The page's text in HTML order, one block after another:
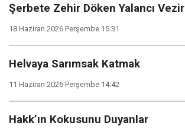
Şerbete Zehir Döken Yalancı Vezir
18 Haziran 2026 Perşembe 15:31
Helvaya Sarımsak Katmak
11 Haziran 2026 Perşembe 14:42
Hakk’ın Kokusunu Duyanlar